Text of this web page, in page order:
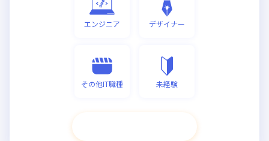
エンジニア デザイナー
その他IT職種 未経験